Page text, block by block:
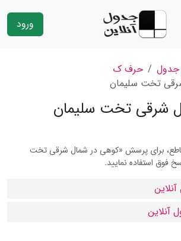
ورود
جدول
حرف ک
تخت سلیمان
شرقی تخت سلیمان
برای پرسش «کوهی در شمال شرقی تخت
فوق استفاده نمایید.
آنلاین